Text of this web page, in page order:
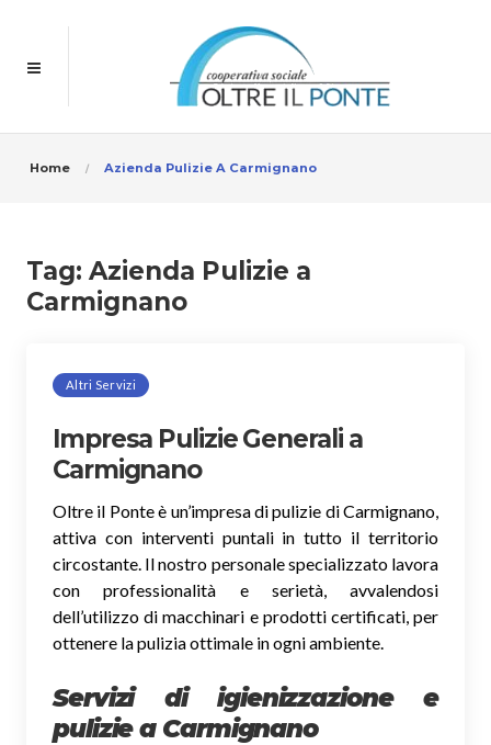
Home Azienda Pulizie A Carmignano
Tag: Azienda Pulizie a
Carmignano
Altri Servizi
Impresa Pulizie Generali a
Carmignano
Oltre il Ponte è un’impresa di pulizie di Carmignano,
attiva con interventi puntali in tutto il territorio
circostante. Il nostro personale specializzato lavora
con professionalità e serietà, avvalendosi
dell’utilizzo di macchinari e prodotti certificati, per
ottenere la pulizia ottimale in ogni ambiente.
Servizi di igienizzazione e
pulizie a Carmignano